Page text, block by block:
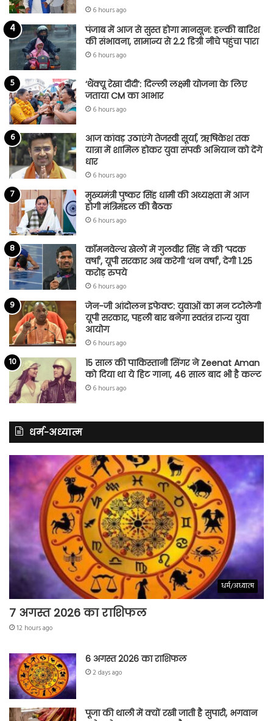
6 hours ago
पंजाब में आज से सुस्त होगा मानसून: हल्की बारिश
की संभावना, सामान्य से 2.2 डिग्री नीचे पहुंचा पारा
6 hours ago
‘थैंक्यू रेखा दीदी’: दिल्ली लक्ष्मी योजना के लिए
जताया CM का आभार
6 hours ago
आज कांवड़ उठाएंगे तेजस्वी सूर्या, ऋषिकेश तक
यात्रा में शामिल होकर युवा संपर्क अभियान को देंगे
धार
6 hours ago
मुख्यमंत्री पुष्कर सिंह धामी की अध्यक्षता में आज
होगी मंत्रिमंडल की बैठक
6 hours ago
कॉमनवेल्थ खेलों में गुलवीर सिंह ने की ‘पदक
वर्षा’, यूपी सरकार अब करेगी ‘धन वर्षा’, देगी 1.25
करोड़ रुपये
6 hours ago
जेन-जी आंदोलन इफेक्ट: युवाओं का मन टटोलेगी
यूपी सरकार, पहली बार बनेगा स्वतंत्र राज्य युवा
आयोग
6 hours ago
15 साल की पाकिस्तानी सिंगर ने Zeenat Aman
को दिया था ये हिट गाना, 46 साल बाद भी है कल्ट
6 hours ago
धर्म-अध्यात्म
धर्म/अध्यात्म
7 अगस्त 2026 का राशिफल
12 hours ago
6 अगस्त 2026 का राशिफल
2 days ago
पूजा की थाली में क्यों रखी जाती है सुपारी, भगवान